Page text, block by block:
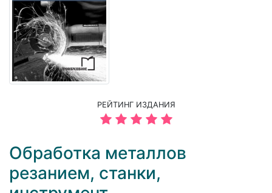
РЕЙТИНГ ИЗДАНИЯ
Обработка металлов
резанием, станки,